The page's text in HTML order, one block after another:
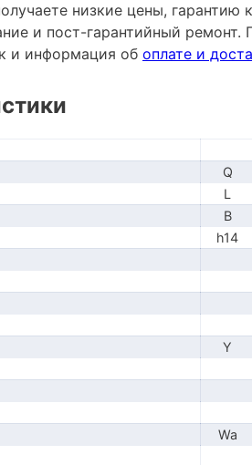
низкие цены, гарантию
и пост-гарантийный
и информация об оплате и
Q
L
B
h14
Y
Wa